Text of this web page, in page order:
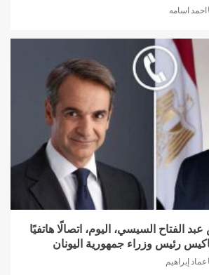
احمد اسامه
الفتاح السيسي، اليوم، اتصالًا هاتفيًا
رئيس وزراء جمهورية اليونان
عماد إبراهيم